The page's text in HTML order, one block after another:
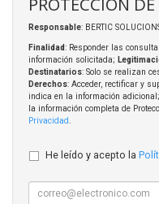
Responsable: BERTIC
Finalidad: Responder las
información solicitada;
Destinatarios: Solo se realizan
Derechos: Acceder, rectificar y
indica en la información adicional;
la información completa de
Privacidad
He leído y acepto la